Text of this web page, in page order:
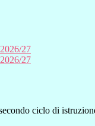
27
27
ciclo di